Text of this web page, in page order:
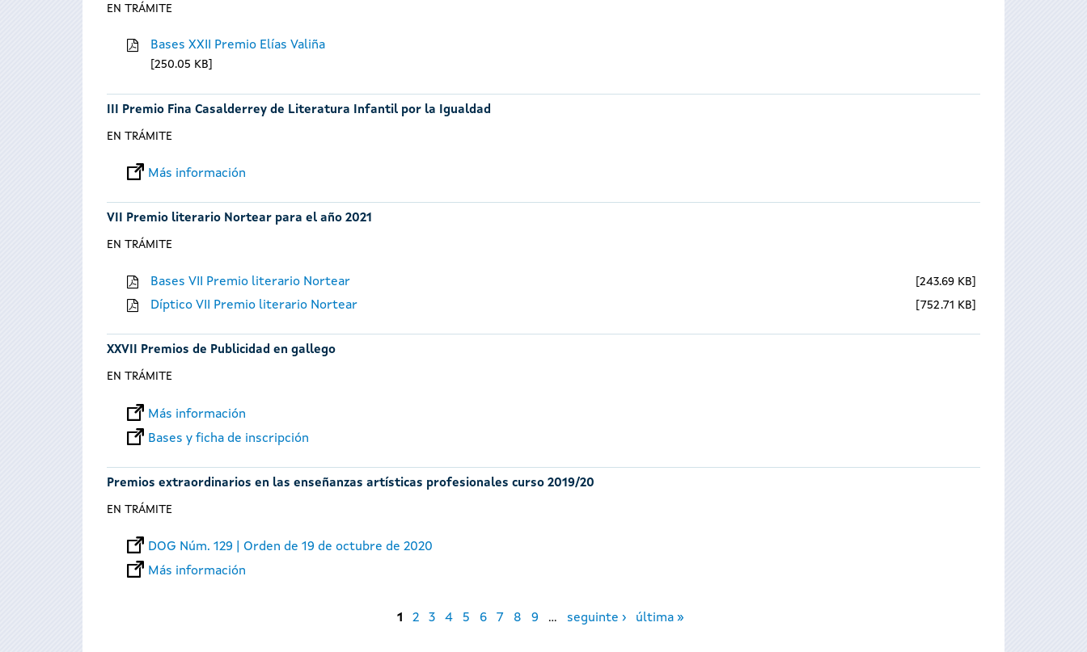
EN TRÁMITE
Bases XXII Premio Elías Valiña
250.05 KB
III Premio Fina Casalderrey de Literatura Infantil por la Igualdad
EN TRÁMITE
Más información
VII Premio literario Nortear para el año 2021
EN TRÁMITE
Bases VII Premio literario Nortear 243.69 KB
Díptico VII Premio literario Nortear 752.71 KB
XXVII Premios de Publicidad en gallego
EN TRÁMITE
Más información
Bases y ficha de inscripción
Premios extraordinarios en las enseñanzas artísticas profesionales curso 2019/20
EN TRÁMITE
DOG Núm. 129 | Orden de 19 de octubre de 2020
Más información
1 2 3 4 5 6 7 8 9 … seguinte › última »